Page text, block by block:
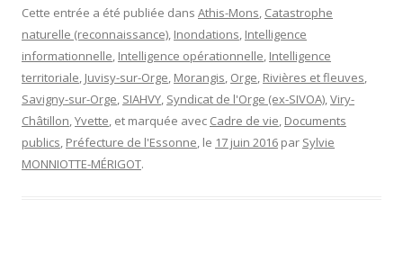
Cette entrée a été publiée dans Athis-Mons, Catastrophe
naturelle (reconnaissance), Inondations, Intelligence
informationnelle, Intelligence opérationnelle, Intelligence
territoriale, Juvisy-sur-Orge, Morangis, Orge, Rivières et fleuves,
Savigny-sur-Orge, SIAHVY, Syndicat de l'Orge (ex-SIVOA),Viry-
Châtillon,Yvette, et marquée avec Cadre de vie, Documents
publics, Préfecture de l'Essonne, le 17 juin 2016 par Sylvie
MONNIOTTE-MÉRIGOT.